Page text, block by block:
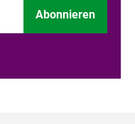
Abonnieren